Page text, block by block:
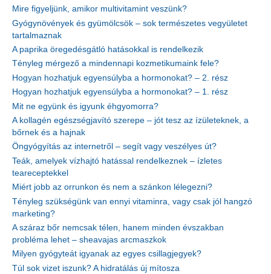
Mire figyeljünk, amikor multivitamint veszünk?
Gyógynövények és gyümölcsök – sok természetes vegyületet
tartalmaznak
A paprika öregedésgátló hatásokkal is rendelkezik
Tényleg mérgező a mindennapi kozmetikumaink fele?
Hogyan hozhatjuk egyensúlyba a hormonokat? – 2. rész
Hogyan hozhatjuk egyensúlyba a hormonokat? – 1. rész
Mit ne együnk és igyunk éhgyomorra?
A kollagén egészségjavító szerepe – jót tesz az ízületeknek, a
bőrnek és a hajnak
Öngyógyítás az internetről – segít vagy veszélyes út?
Teák, amelyek vízhajtó hatással rendelkeznek – ízletes
teareceptekkel
Miért jobb az orrunkon és nem a szánkon lélegezni?
Tényleg szükségünk van ennyi vitaminra, vagy csak jól hangzó
marketing?
A száraz bőr nemcsak télen, hanem minden évszakban
probléma lehet – sheavajas arcmaszkok
Milyen gyógyteát igyanak az egyes csillagjegyek?
Túl sok vizet iszunk? A hidratálás új mítosza